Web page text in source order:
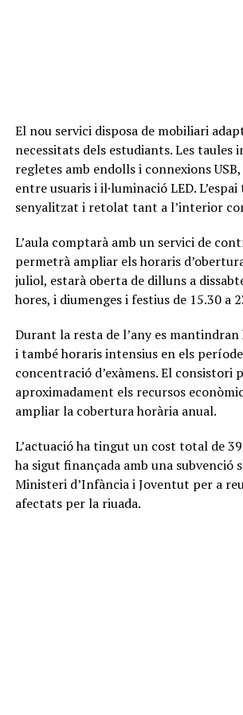
El nou servici disposa de mobiliari
necessitats dels estudiants. Les taules
regletes amb endolls i connexions
entre usuaris i il·luminació LED.
senyalitzat i retolat tant a l’interior
L’aula comptarà amb un servici de
permetrà ampliar els horaris
juliol, estarà oberta de dilluns a
hores, i diumenges i festius de 15.30 a
Durant la resta de l’any es
i també horaris intensius en els
concentració d’exàmens. El consistori
aproximadament els recursos
ampliar la cobertura horària anual.
L’actuació ha tingut un cost total de
ha sigut finançada amb una subvenció
Ministeri d’Infància i Joventut per a
afectats per la riuada.